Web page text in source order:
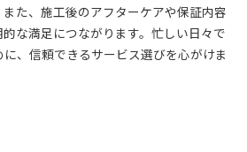
た、施工後のアフターケアや保証内容
な満足につながります。忙しい日々で
、信頼できるサービス選びを心がけま